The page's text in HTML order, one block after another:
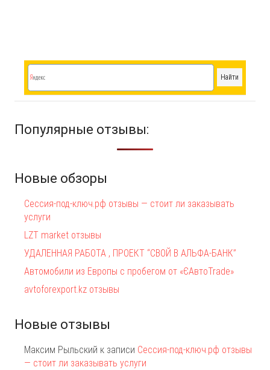
Популярные отзывы:
Новые обзоры
Сессия-под-ключ.рф отзывы — стоит ли заказывать
услуги
LZT market отзывы
УДАЛЕННАЯ РАБОТА , ПРОЕКТ “СВОЙ В АЛЬФА-БАНК”
Автомобили из Европы с пробегом от «ЄАвтоTrаde»
avtoforexport.kz отзывы
Новые отзывы
Максим Рыльский к записи Сессия-под-ключ.рф отзывы
— стоит ли заказывать услуги